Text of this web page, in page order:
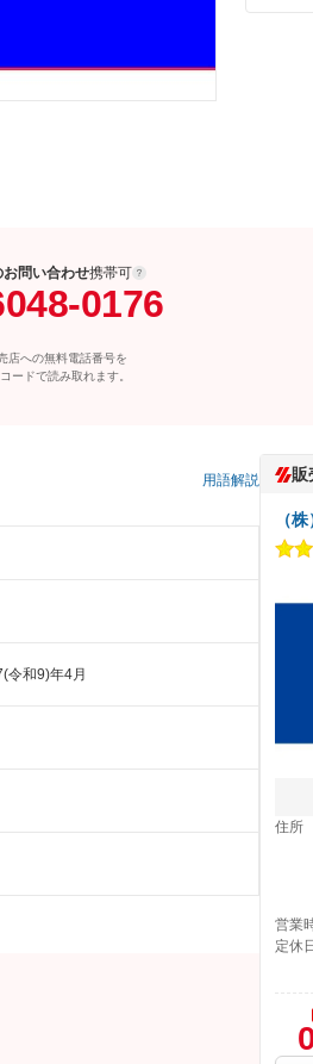
お問い合わせ携帯可
0176
店への無料電話番号を
ードで読み取れます。
用語解説
令和9)年4月
販
（
住所
営業
定休